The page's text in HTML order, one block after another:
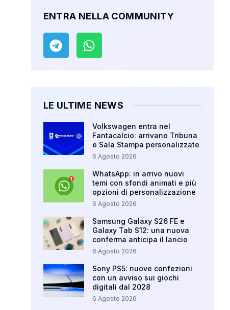
ENTRA NELLA COMMUNITY
LE ULTIME NEWS
Volkswagen entra nel
Fantacalcio: arrivano Tribuna
e Sala Stampa personalizzate
6 Agosto 2026
WhatsApp: in arrivo nuovi
temi con sfondi animati e più
opzioni di personalizzazione
6 Agosto 2026
Samsung Galaxy S26 FE e
Galaxy Tab S12: una nuova
conferma anticipa il lancio
6 Agosto 2026
Sony PS5: nuove confezioni
con un avviso sui giochi
digitali dal 2028
6 Agosto 2026